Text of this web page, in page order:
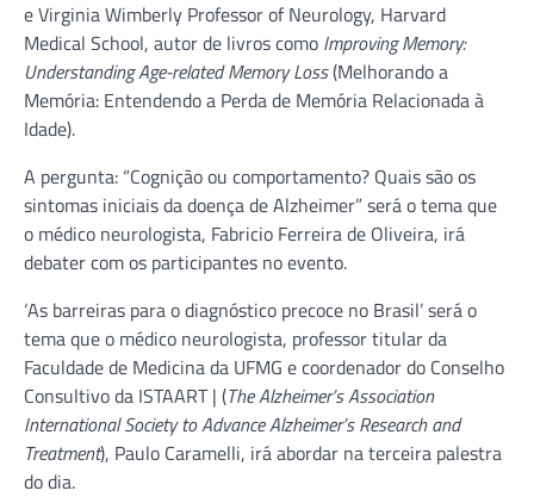
e Virginia Wimberly Professor of Neurology, Harvard
Medical School, autor de livros como Improving Memory:
Understanding Age-related Memory Loss(Melhorando a
Memória: Entendendo a Perda de Memória Relacionada à
Idade).
A pergunta: “Cognição ou comportamento? Quais são os
sintomas iniciais da doença de Alzheimer” será o tema que
o médico neurologista, Fabricio Ferreira de Oliveira, irá
debater com os participantes no evento.
‘As barreiras para o diagnóstico precoce no Brasil’ será o
tema que o médico neurologista, professor titular da
Faculdade de Medicina da UFMG e coordenador do Conselho
Consultivo da ISTAART | (The Alzheimer’s Association
International Society to Advance Alzheimer’s Research and
Treatment), Paulo Caramelli, irá abordar na terceira palestra
do dia.